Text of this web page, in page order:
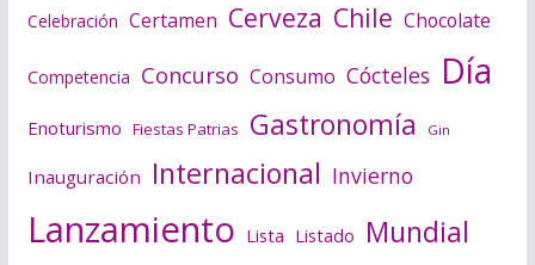
Celebración Certamen Cerveza Chile Chocolate
Competencia Concurso Consumo Cócteles Día
Enoturismo Fiestas Patrias Gastronomía Gin
Inauguración Internacional Invierno
Lanzamiento Lista Listado Mundial